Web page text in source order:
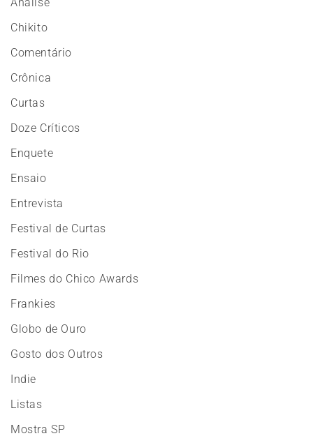
Chikito
Comentário
Crônica
Curtas
Doze Críticos
Enquete
Ensaio
Entrevista
Festival de Curtas
Festival do Rio
Filmes do Chico Awards
Frankies
Globo de Ouro
Gosto dos Outros
Indie
Listas
Mostra SP